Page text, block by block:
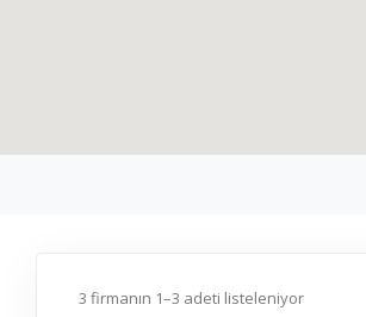
3 firmanın 1–3 adeti listeleniyor